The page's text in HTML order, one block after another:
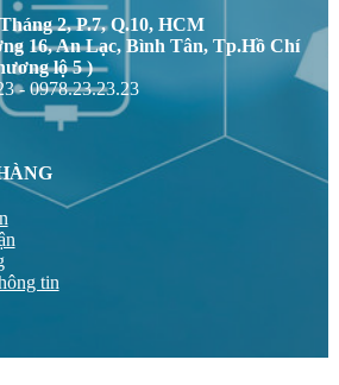
2, P.7, Q.10, HCM
16, An Lạc, Bình Tân, Tp.Hồ Chí
lộ 5 )
- 0978.23.23.23
tin